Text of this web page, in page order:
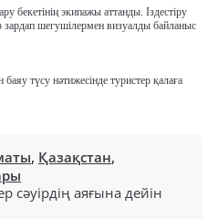
экипажы аттанды. Іздестіру
шегушілермен визуалды байланыс
түсу нәтижесінде туристер қалаға
, Қазақстан,
сәуірдің аяғына дейін